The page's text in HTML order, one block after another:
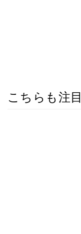
こちらも注目